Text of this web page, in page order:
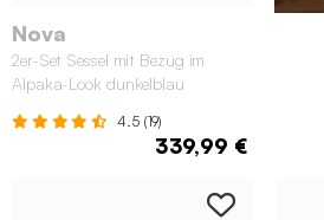
Nova
2er-Set Sessel mit Bezug im
Alpaka-Look dunkelblau
4.5 (19)
339,99 €